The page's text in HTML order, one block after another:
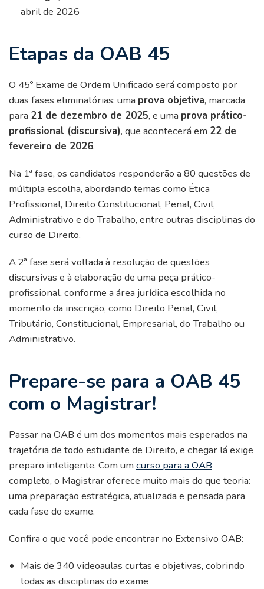
abril de 2026
Etapas da OAB 45
O 45º Exame de Ordem Unificado será composto por
duas fases eliminatórias: uma prova objetiva, marcada
para 21 de dezembro de 2025, e uma prova prático-
profissional (discursiva), que acontecerá em 22 de
fevereiro de 2026.
Na 1ª fase, os candidatos responderão a 80 questões de
múltipla escolha, abordando temas como Ética
Profissional, Direito Constitucional, Penal, Civil,
Administrativo e do Trabalho, entre outras disciplinas do
curso de Direito.
A 2ª fase será voltada à resolução de questões
discursivas e à elaboração de uma peça prático-
profissional, conforme a área jurídica escolhida no
momento da inscrição, como Direito Penal, Civil,
Tributário, Constitucional, Empresarial, do Trabalho ou
Administrativo.
Prepare-se para a OAB 45
com o Magistrar!
Passar na OAB é um dos momentos mais esperados na
trajetória de todo estudante de Direito, e chegar lá exige
preparo inteligente. Com um curso para a OAB
completo, o Magistrar oferece muito mais do que teoria:
uma preparação estratégica, atualizada e pensada para
cada fase do exame.
Confira o que você pode encontrar no Extensivo OAB:
Mais de 340 videoaulas curtas e objetivas, cobrindo
todas as disciplinas do exame